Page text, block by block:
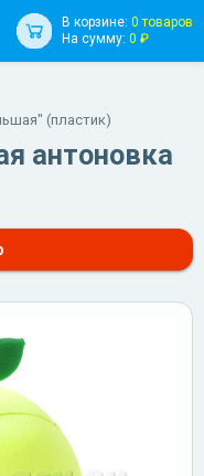
В корзине: 0 товаров
На сумму: 0 ₽
(пластик)
антоновка